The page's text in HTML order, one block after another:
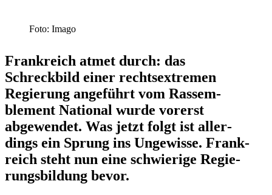
Foto: Imago
Frank­reich atmet durch: das
Schreckbild einer rechts­extremen
Regierung angeführt vom Rassem­
blement National wurde vorerst
abgewendet. Was jetzt folgt ist aller­
dings ein Sprung ins Ungewisse. Frank­
reich steht nun eine schwierige Regie­
rungs­bildung bevor.